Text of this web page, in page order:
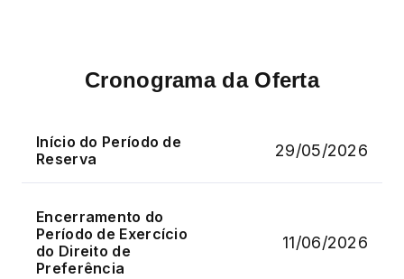
Cronograma da Oferta
Início do Período de
Reserva
29/05/2026
Encerramento do
Período de Exercício
do Direito de
Preferência
11/06/2026